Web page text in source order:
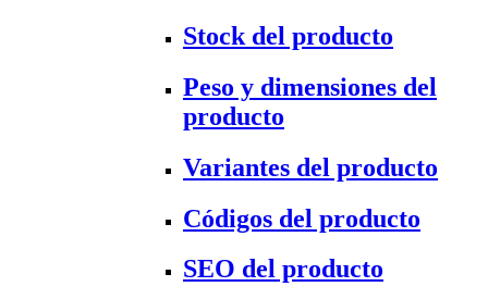
Stock del producto
Peso y dimensiones del
producto
Variantes del producto
Códigos del producto
SEO del producto